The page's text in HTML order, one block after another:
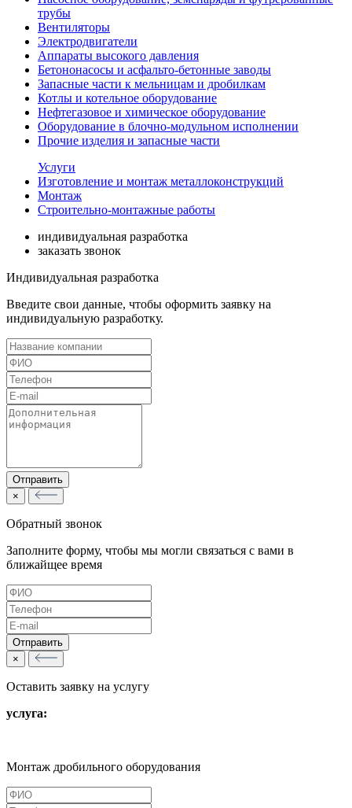
трубы
Вентиляторы
Электродвигатели
Аппараты высокого давления
Бетононасосы и асфальто-бетонные заводы
Запасные части к мельницам и дробилкам
Котлы и котельное оборудование
Нефтегазовое и химическое оборудование
Оборудование в блочно-модульном исполнении
Прочие изделия и запасные части
Услуги
Изготовление и монтаж металлоконструкций
Монтаж
Строительно-монтажные работы
индивидуальная разработка
заказать звонок
Индивидуальная разработка
Введите свои данные, чтобы оформить заявку на
индивидуальную разработку.
×
Обратный звонок
Заполните форму, чтобы мы могли связаться с вами в
ближайщее время
×
Оставить заявку на услугу
услуга:
Монтаж дробильного оборудования